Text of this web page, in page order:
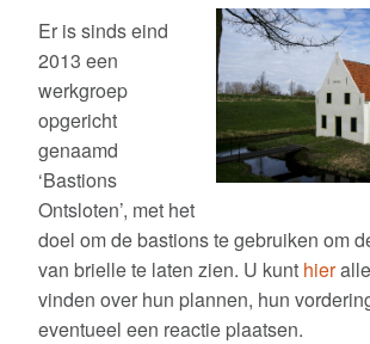
Toekomst
Opmerkelijk
Contact / Links
Terugblik viering 300 jaar vestingwerken
Bevrijdingsconcert 5 Mei 2013
Vestingweekend II: Van Twee
Er is sinds eind
2013 een
werkgroep
opgericht
genaamd
‘Bastions
Ontsloten’, met het
doel om de bastions te gebruiken om
van brielle te laten zien. U kunt hier
vinden over hun plannen, hun
eventueel een reactie plaatsen.